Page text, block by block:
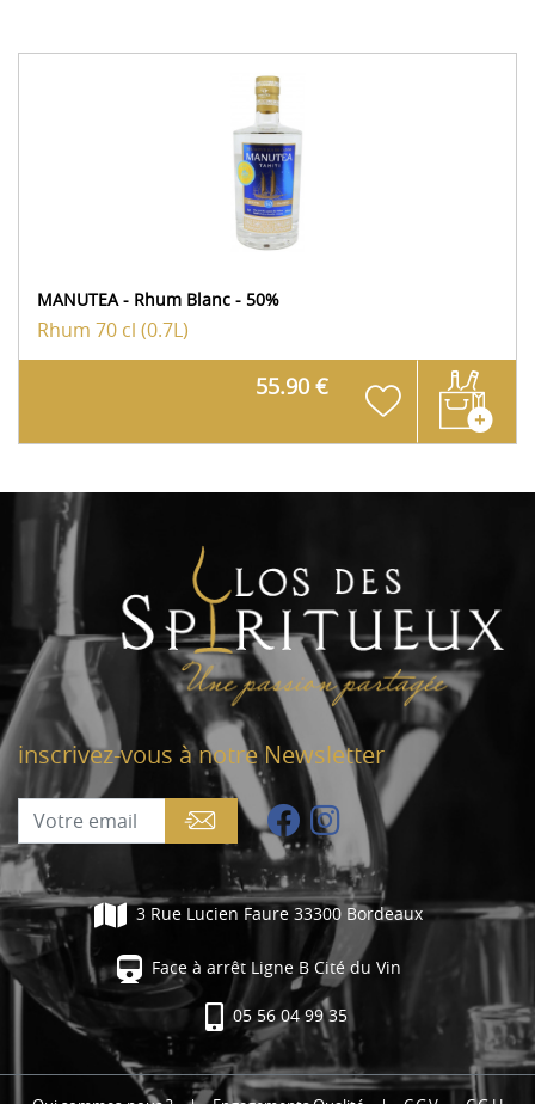
MANUTEA - Rhum Blanc - 50%
Rhum 70 cl (0.7L)
55.90 €
inscrivez-vous à notre Newsletter
3 Rue Lucien Faure 33300 Bordeaux
Face à arrêt Ligne B Cité du Vin
05 56 04 99 35